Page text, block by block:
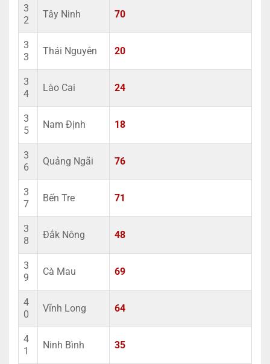
3
2
Tây Ninh 70
3
3
Thái Nguyên 20
3
4
Lào Cai 24
3
5
Nam Định 18
3
6
Quảng Ngãi 76
3
7
Bến Tre 71
3
8
Đắk Nông 48
3
9
Cà Mau 69
4
0
Vĩnh Long 64
4
1
Ninh Bình 35